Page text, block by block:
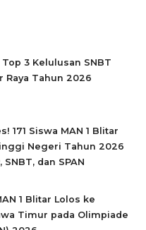
3 Kelulusan SNBT
Raya Tahun 2026
171 Siswa MAN 1 Blitar
Negeri Tahun 2026
dan SPAN
1 Blitar Lolos ke
Timur pada Olimpiade